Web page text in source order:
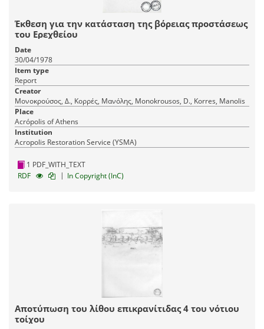
Έκθεση για την κατάσταση της βόρειας προστάσεως
του Ερεχθείου
Date
30/04/1978
Item type
Report
Creator
Μονοκρούσος, Δ., Κορρές, Μανόλης, Monokrousos, D., Korres, Manolis
Place
Acrópolis of Athens
Institution
Acropolis Restoration Service (YSMA)
1 PDF_WITH_TEXT
RDF
| In Copyright (InC)
Αποτύπωση του λίθου επικρανίτιδας 4 του νότιου
τοίχου